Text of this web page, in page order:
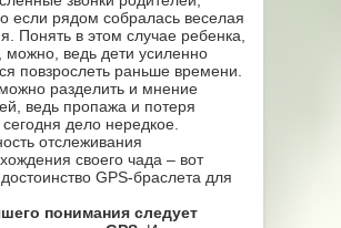
если рядом собралась веселая
Понять в этом случае ребенка,
можно, ведь дети усиленно
повзрослеть раньше времени.
разделить и мнение
ведь пропажа и потеря
дело нередкое.
отслеживания
своего чада – вот
GPS-браслета для
понимания следует